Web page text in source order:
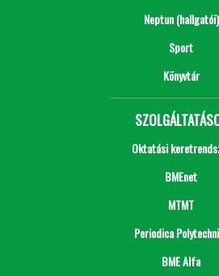
Neptun (hallgatói)
Sport
Könyvtár
Oktatási
BMEnet
MTMT
Periodica
BME Alfa